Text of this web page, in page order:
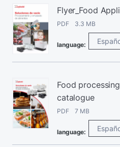
Flyer_Food
PDF 3.3 MB
language:
Food
catalogue
PDF 7 MB
language: